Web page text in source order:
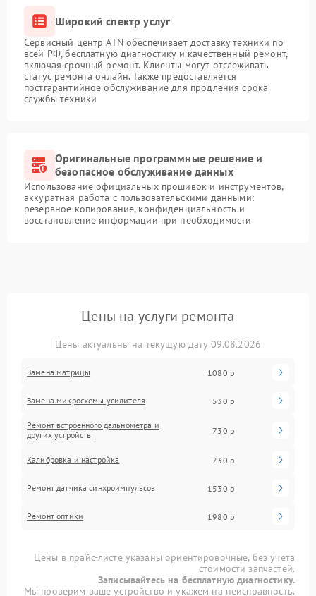
Широкий спектр услуг
Сервисный центр ATN обеспечивает доставку техники по
всей РФ, бесплатную диагностику и качественный ремонт,
включая срочный ремонт. Клиенты могут отслеживать
статус ремонта онлайн. Также предоставляется
постгарантийное обслуживание для продления срока
службы техники
Оригинальные программные решение и
безопасное обслуживание данных
Использование официальных прошивок и инструментов,
аккуратная работа с пользовательскими данными:
резервное копирование, конфиденциальность и
восстановление информации при необходимости
Цены на услуги ремонта
Цены актуальны на текущую дату 09.08.2026
Замена матрицы 1080 р
Замена микросхемы усилителя 530 р
Ремонт встроенного дальнометра и
других устройств
730 р
Калибровка и настройка 730 р
Ремонт датчика синхроимпульсов 1530 р
Ремонт оптики 1980 р
Цены в прайс-листе указаны ориентировочные, без учета
стоимости запчастей.
Записывайтесь на бесплатную диагностику.
Мы проверим ваше устройство и укажем на неисправность.